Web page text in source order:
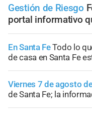
Gestión de Riesgo
portal informativo
En Santa FeTodo lo
de casa en Santa Fe
Viernes 7 de agosto
de Santa Fe; la